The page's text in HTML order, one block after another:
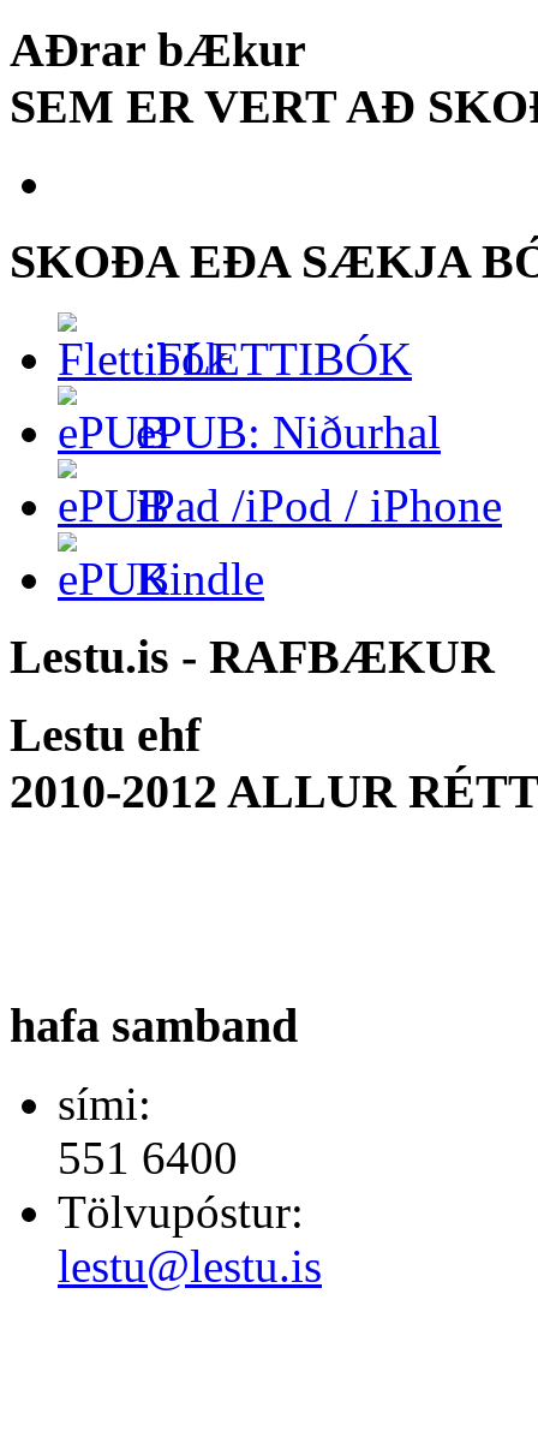
AÐrar bÆkur
SEM ER VERT AÐ
SKOÐA EÐA SÆKJA
FLETTIBÓK
ePUB: Niðurhal
iPad /iPod / iPhone
Kindle
Lestu.is - RAFBÆKUR
Lestu ehf
2010-2012 ALLUR
hafa samband
sími:
551 6400
Tölvupóstur:
lestu@lestu.is